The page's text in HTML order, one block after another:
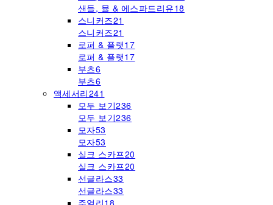
샌들, 뮬 & 에스파드리유18
스니커즈21
스니커즈21
로퍼 & 플랫17
로퍼 & 플랫17
부츠6
부츠6
액세서리241
모두 보기236
모두 보기236
모자53
모자53
실크 스카프20
실크 스카프20
선글라스33
선글라스33
주얼리18